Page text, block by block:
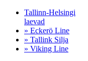
Tallinn-Helsingi
laevad
» Eckerö Line
» Tallink Silja
» Viking Line